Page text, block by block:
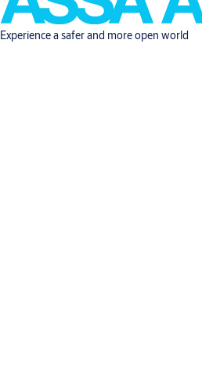
Experience a safer and more open world